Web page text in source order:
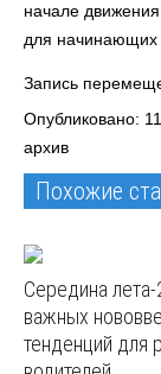
начале
для начинающих
Запись
Опубликовано:
архив
Похожие
Середина
важных
тенденций для